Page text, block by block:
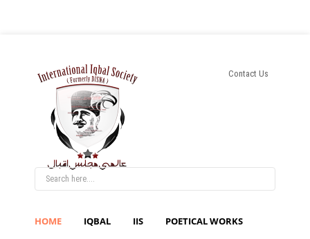
Contact Us
HOME IQBAL IIS
POETICAL WORKS